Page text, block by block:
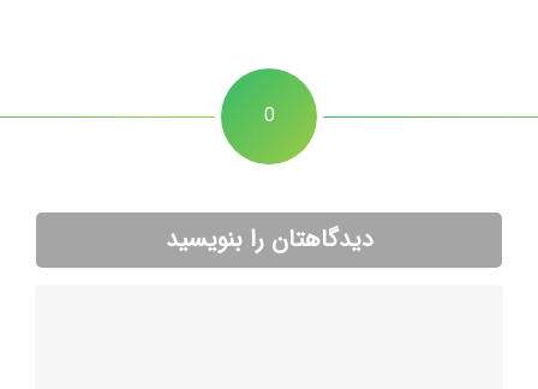
0
دیدگاهتان را بنویسید